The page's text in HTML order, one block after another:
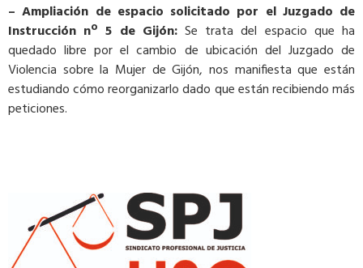
– Ampliación de espacio solicitado por el Juzgado de
Instrucción nº 5 de Gijón:Se trata del espacio que ha
quedado libre por el cambio de ubicación del Juzgado de
Violencia sobre la Mujer de Gijón, nos manifiesta que están
estudiando cómo reorganizarlo dado que están recibiendo más
peticiones.